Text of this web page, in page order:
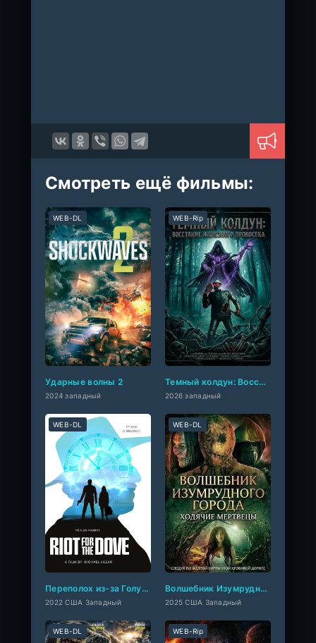
Смотреть ещё фильмы:
Ударные волны 2
2024 западный
WEB-DL
Темный колдун: Восстание Железного дровосека
2026 западный
WEB-Rip
Переполох из-за Голубки
2022 США Западный
WEB-DL
Волшебник Изумрудного города: Ходячие мертвецы
2025 США Западный
WEB-DL
WEB-DL WEB-Rip